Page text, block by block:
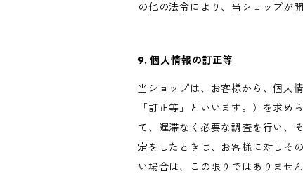
の他の法令により、当ショップが
9. 個人情報の訂正等
当ショップは、お客様から、個人
「訂正等」といいます。）を求
て、遅滞なく必要な調査を行い、
定をしたときは、お客様に対しそ
い場合は、この限りではありません